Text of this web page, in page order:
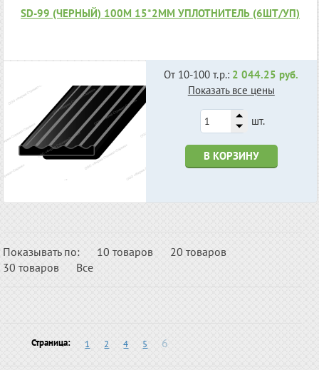
SD-99 (ЧЕРНЫЙ) 100М 15*2ММ УПЛОТНИТЕЛЬ (6ШТ/УП)
От 10-100 т.р.: 2 044.25 руб.
Показать все цены
шт.
В КОРЗИНУ
Показывать по: 10 товаров
20 товаров
30 товаров
Все
Страница: 1 2 4 5 6